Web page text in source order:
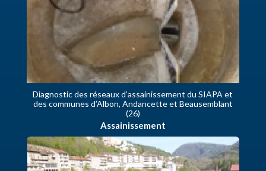
Diagnostic des réseaux d’assainissement du SIAPA et
des communes d’Albon, Andancette et Beausemblant
(26)
Assainissement